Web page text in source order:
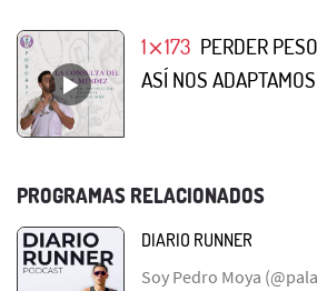
1⨯173 PERDER
ASÍ NOS ADAPTAMOS
PROGRAMAS RELACIONADOS
DIARIO RUNNER
Soy Pedro Moya